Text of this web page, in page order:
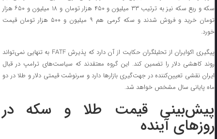
سکه و ربع سکه نیز به ترتیب ۳۳ میلیون و ۴۵۰ هزار تومان و ۱۸ میلیون و ۶۵۰ هزار
تومان خرید و فروش شدند و سکه گرمی هم ۹ میلیون و ۵۰۰ هزار تومان قیمت
خورد.
پیگیری اکوایران از تحلیلگران حکایت از آن دارد که پذیرش FATF به تنهایی نمی‌تواند
روند کاهشی دلار را تضمین کند. این گروه معتقدند که سیاست‌های ترامپ در قبال
ایران نقشی تعیین‌کننده در جهت‌گیری بازارها دارد و سرنوشت قیمتی دلار و طلا در دو
ماه پایانی سال مشخص خواهد شد.
پیش‌بینی قیمت طلا و سکه در
روزهای آینده